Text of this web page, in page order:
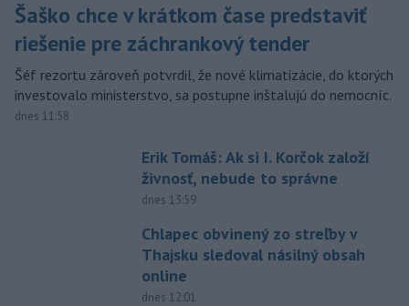
Šaško chce v krátkom čase predstaviť
riešenie pre záchrankový tender
Šéf rezortu zároveň potvrdil, že nové klimatizácie, do ktorých
investovalo ministerstvo, sa postupne inštalujú do nemocníc.
dnes 11:58
Erik Tomáš: Ak si I. Korčok založí
živnosť, nebude to správne
dnes 13:59
Chlapec obvinený zo streľby v
Thajsku sledoval násilný obsah
online
dnes 12:01